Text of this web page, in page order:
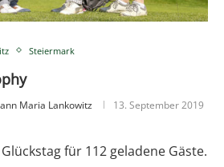
Steiermark
Maria Lankowitz
13. September 2019
für 112 geladene Gäste.